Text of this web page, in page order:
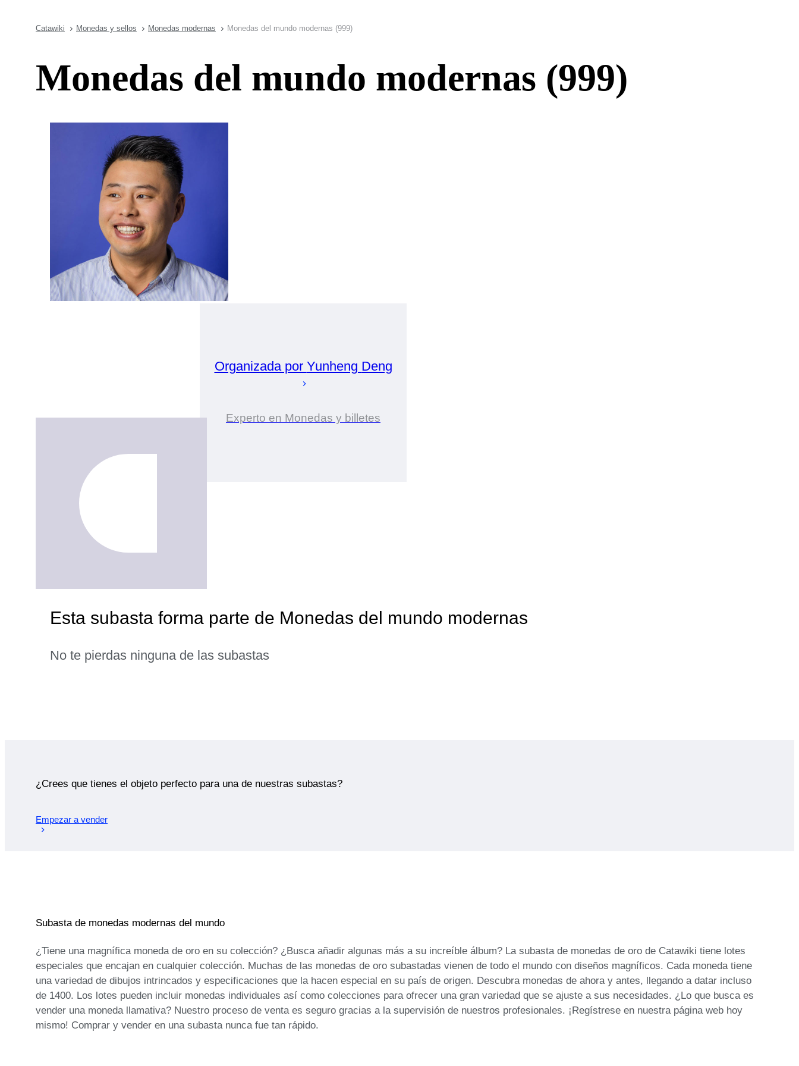
Catawiki Monedas y sellos Monedas modernas Monedas del mundo modernas (999)
Monedas del mundo modernas (999)
Organizada por Yunheng Deng
Experto en Monedas y billetes
Esta subasta forma parte de Monedas del mundo modernas
No te pierdas ninguna de las subastas
¿Crees que tienes el objeto perfecto para una de nuestras subastas?
Empezar a vender
Subasta de monedas modernas del mundo
¿Tiene una magnífica moneda de oro en su colección? ¿Busca añadir algunas más a su increíble álbum? La subasta de monedas de oro de Catawiki tiene lotes
especiales que encajan en cualquier colección. Muchas de las monedas de oro subastadas vienen de todo el mundo con diseños magníficos. Cada moneda tiene
una variedad de dibujos intrincados y especificaciones que la hacen especial en su país de origen. Descubra monedas de ahora y antes, llegando a datar incluso
de 1400. Los lotes pueden incluir monedas individuales así como colecciones para ofrecer una gran variedad que se ajuste a sus necesidades. ¿Lo que busca es
vender una moneda llamativa? Nuestro proceso de venta es seguro gracias a la supervisión de nuestros profesionales. ¡Regístrese en nuestra página web hoy
mismo! Comprar y vender en una subasta nunca fue tan rápido.